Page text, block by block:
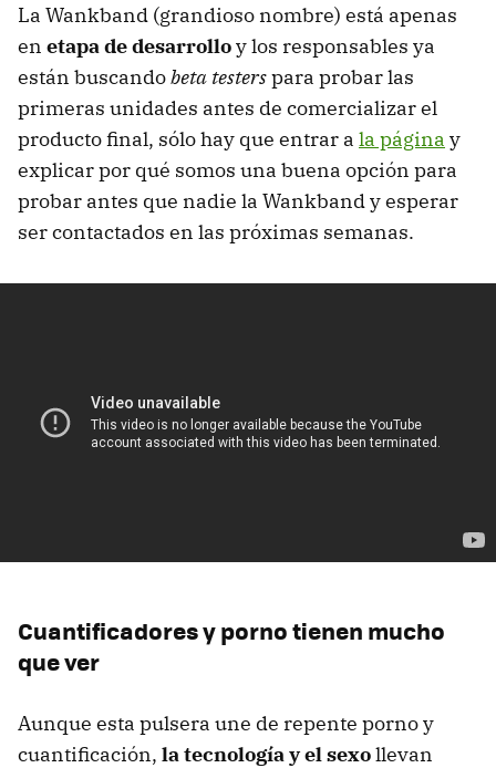
La Wankband (grandioso nombre) está apenas
en etapa de desarrolloy los responsables ya
están buscandobeta testerspara probar las
primeras unidades antes de comercializar el
producto final, sólo hay que entrar a la página y
explicar por qué somos una buena opción para
probar antes que nadie la Wankband y esperar
ser contactados en las próximas semanas.
Cuantificadores y porno tienen mucho
que ver
Aunque esta pulsera une de repente porno y
cuantificación, la tecnología y el sexollevan